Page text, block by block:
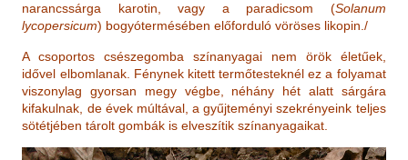
narancssárga karotin, vagy a paradicsom (Solanum
lycopersicum) bogyótermésében előforduló vöröses likopin./
A csoportos csészegomba színanyagai nem örök életűek,
idővel elbomlanak. Fénynek kitett termőtesteknél ez a folyamat
viszonylag gyorsan megy végbe, néhány hét alatt sárgára
kifakulnak, de évek múltával, a gyűjteményi szekrényeink teljes
sötétjében tárolt gombák is elveszítik színanyagaikat.